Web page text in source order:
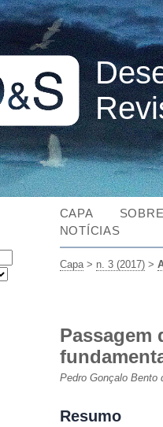
CAPA SOBRE
NOTÍCIAS
Capa> n. 3 (2017)>
Passagem
Pedro Gonçalo Bento
Resumo